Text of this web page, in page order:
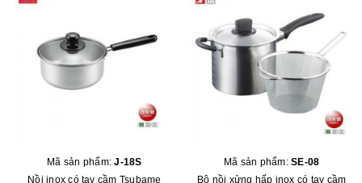
Mã sản phẩm:J-18S
Nồi inox có tay cầm Tsubame
Mã sản phẩm:SE-08
Bộ nồi xửng hấp inox có tay cầm